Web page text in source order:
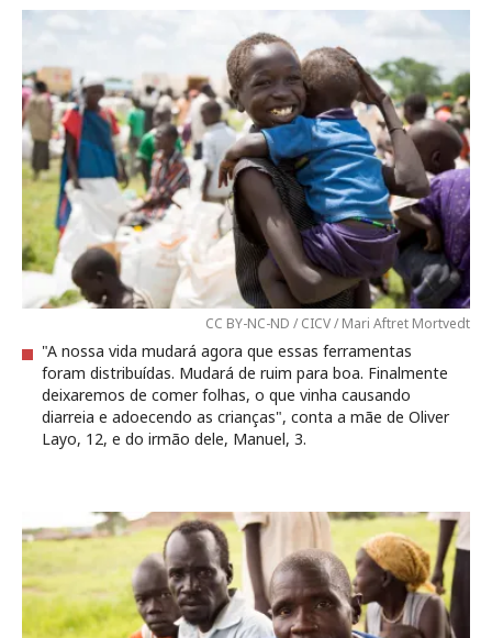
CC BY-NC-ND / CICV / Mari Aftret Mortvedt
"A nossa vida mudará agora que essas ferramentas
foram distribuídas. Mudará de ruim para boa. Finalmente
deixaremos de comer folhas, o que vinha causando
diarreia e adoecendo as crianças", conta a mãe de Oliver
Layo, 12, e do irmão dele, Manuel, 3.